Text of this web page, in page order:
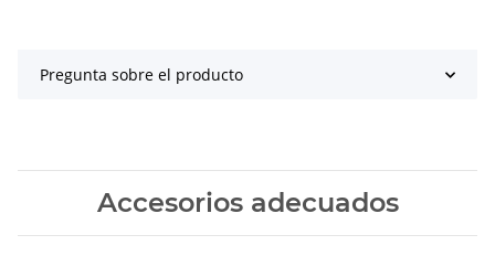
Pregunta sobre el producto
Accesorios adecuados